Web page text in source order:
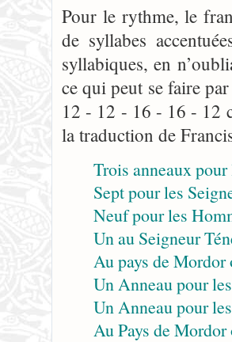
Pour le rythme, le
de syllabes
syllabiques, en
ce qui peut se faire
12 - 12 - 16 - 16 - 12
la traduction de
Trois anneaux
Sept pour les
Neuf pour les
Un au Seigneur
Au pays de Mordor
Un Anneau pour
Un Anneau pour
Au Pays de Mordor